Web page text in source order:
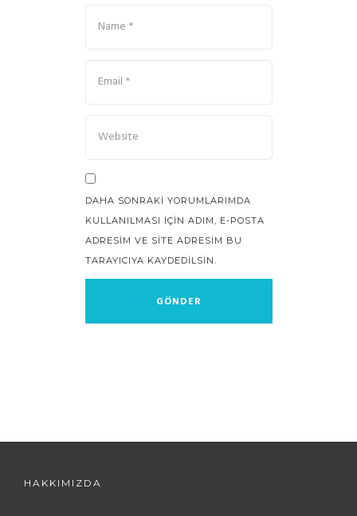
DAHA SONRAKI YORUMLARIMDA
KULLANILMASI IÇIN ADIM, E-POSTA
ADRESIM VE SITE ADRESIM BU
TARAYICIYA KAYDEDILSIN.
HAKKIMIZDA